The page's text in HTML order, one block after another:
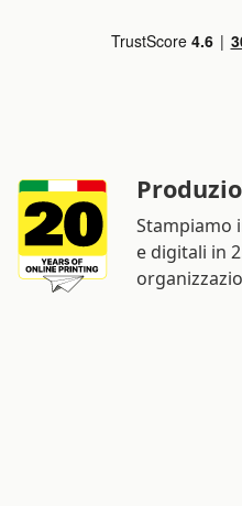
Stampiamo
e digitali in